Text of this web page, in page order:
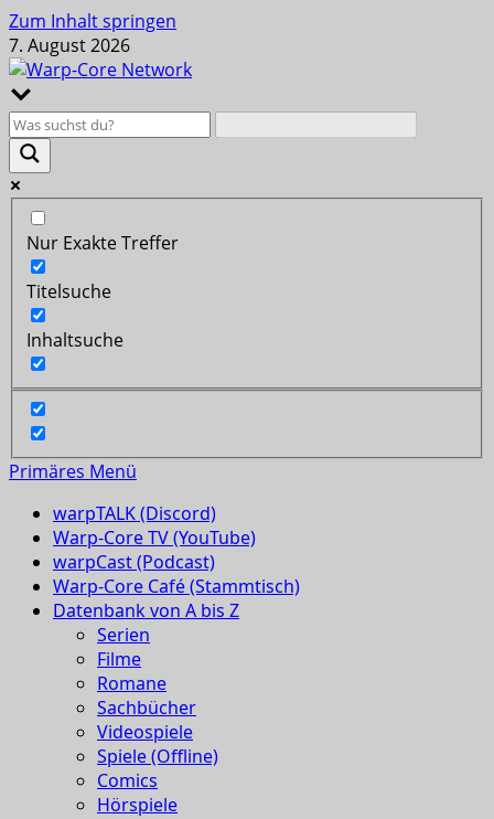
Zum Inhalt springen
7. August 2026
Nur Exakte Treffer
Titelsuche
Inhaltsuche
Primäres Menü
warpTALK (Discord)
Warp-Core TV (YouTube)
warpCast (Podcast)
Warp-Core Café (Stammtisch)
Datenbank von A bis Z
Serien
Filme
Romane
Sachbücher
Videospiele
Spiele (Offline)
Comics
Hörspiele